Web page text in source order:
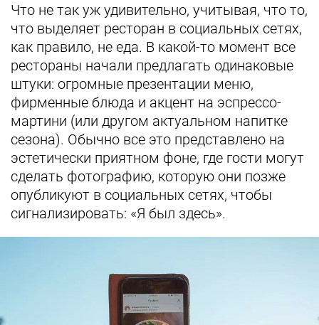
Что не так уж удивительно, учитывая, что то,
что выделяет ресторан в социальных сетях,
как правило, не еда. В какой-то момент все
рестораны начали предлагать одинаковые
штуки: огромные презентации меню,
фирменные блюда и акцент на эспрессо-
мартини (или другом актуальном напитке
сезона). Обычно все это представлено на
эстетически приятном фоне, где гости могут
сделать фотографию, которую они позже
опубликуют в социальных сетях, чтобы
сигнализировать: «Я был здесь».